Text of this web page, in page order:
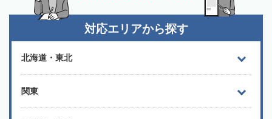
対応エリアから探す
北海道・東北
関東